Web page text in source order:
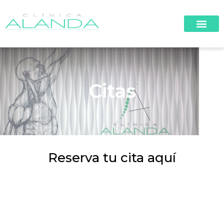
Citas
Reserva tu cita aquí